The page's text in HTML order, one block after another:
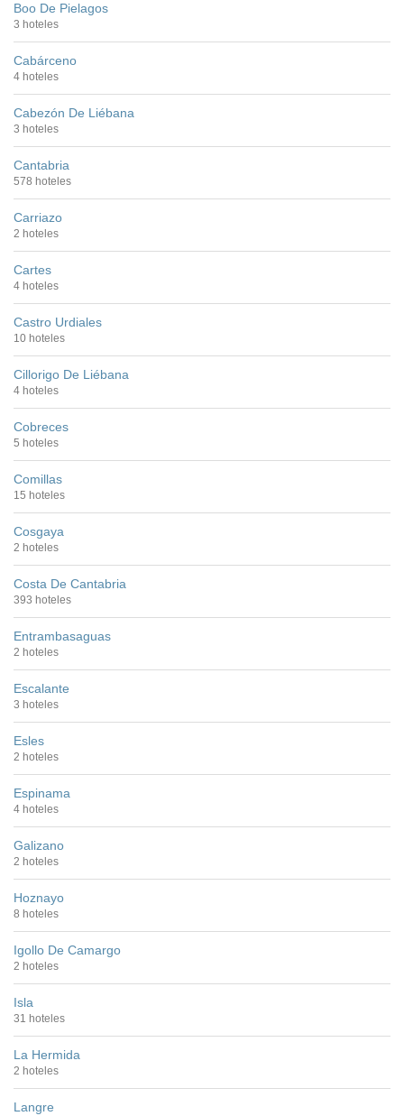
Boo De Pielagos
3 hoteles
Cabárceno
4 hoteles
Cabezón De Liébana
3 hoteles
Cantabria
578 hoteles
Carriazo
2 hoteles
Cartes
4 hoteles
Castro Urdiales
10 hoteles
Cillorigo De Liébana
4 hoteles
Cobreces
5 hoteles
Comillas
15 hoteles
Cosgaya
2 hoteles
Costa De Cantabria
393 hoteles
Entrambasaguas
2 hoteles
Escalante
3 hoteles
Esles
2 hoteles
Espinama
4 hoteles
Galizano
2 hoteles
Hoznayo
8 hoteles
Igollo De Camargo
2 hoteles
Isla
31 hoteles
La Hermida
2 hoteles
Langre